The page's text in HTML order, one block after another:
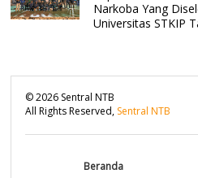
Narkoba Yang
Universitas STKIP
©2026 Sentral NTB
All Rights Reserved, Sentral NTB
Beranda